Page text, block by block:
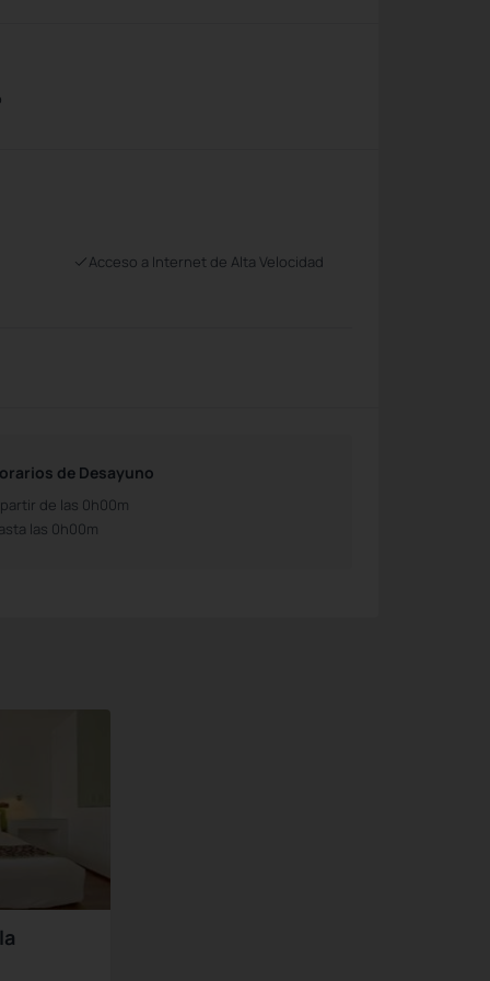
Acceso a Internet de Alta Velocidad
de Desayuno
de las 0h00m
las 0h00m